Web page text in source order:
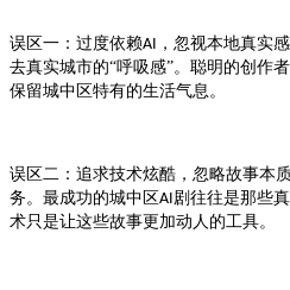
误区一：过度依赖AI ，忽视本地真实感
去真实城市的“呼吸感”。聪明的创作
保留城中区特有的生活气息。
误区二：追求技术炫酷，忽略故事本
务。最成功的城中区AI 剧往往是那些
术只是让这些故事更加动人的工具。